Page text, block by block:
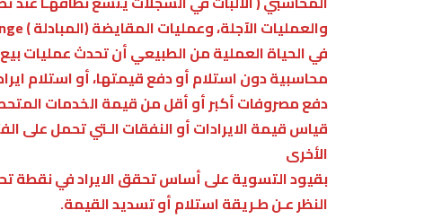
والعمليات الآجلة، وعمليات المقايضة (المبادلة ) Barter Exchange .
في الحياة العملية من الطبيعي أن تحدث عمليات
محاسبية دون استلام أو دفع قيمتها، أو استلام
دفع مصروفات أكبر أو أقل من قيمة الخدمات
قياس قيمة الايرادات أو النفقات الـتي تحمل على
الأخرى
بقيود التسوية على أساس تحقق الايراد في نقطة
النظر عـن طـريقة استلام أو تسديد القيمة.